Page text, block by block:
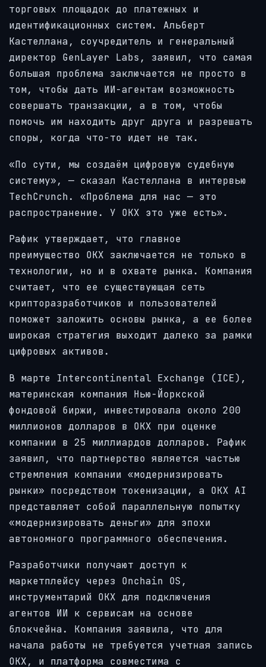
торговых площадок до платежных и
идентификационных систем. Альберт
Кастеллана, соучредитель и генеральный
директор GenLayer Labs, заявил, что самая
большая проблема заключается не просто в
том, чтобы дать ИИ-агентам возможность
совершать транзакции, а в том, чтобы
помочь им находить друг друга и разрешать
споры, когда что-то идет не так.
«По сути, мы создаём цифровую судебную
систему», — сказал Кастеллана в интервью
TechCrunch. «Проблема для нас — это
распространение. У OKX это уже есть».
Рафик утверждает, что главное
преимущество OKX заключается не только в
технологии, но и в охвате рынка. Компания
считает, что ее существующая сеть
крипторазработчиков и пользователей
поможет заложить основы рынка, а ее более
широкая стратегия выходит далеко за рамки
цифровых активов.
В марте Intercontinental Exchange (ICE),
материнская компания Нью-Йоркской
фондовой биржи, инвестировала около 200
миллионов долларов в OKX при оценке
компании в 25 миллиардов долларов. Рафик
заявил, что партнерство является частью
стремления компании «модернизировать
рынки» посредством токенизации, а OKX AI
представляет собой параллельную попытку
«модернизировать деньги» для эпохи
автономного программного обеспечения.
Разработчики получают доступ к
маркетплейсу через Onchain OS,
инструментарий OKX для подключения
агентов ИИ к сервисам на основе
блокчейна. Компания заявила, что для
начала работы не требуется учетная запись
OKX, и платформа совместима с